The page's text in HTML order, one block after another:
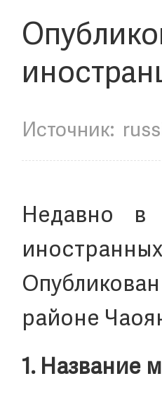
Источник:
Недавно в
районе
1. Название